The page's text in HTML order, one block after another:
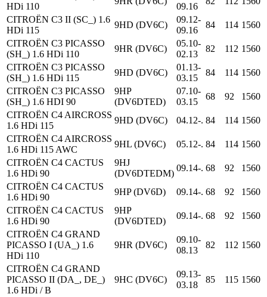
HDi 110
09.16
CITROËN C3 II (SC_) 1.6
HDi 115
9HD (DV6C)
09.12-
09.16
84 114 1560
CITROËN C3 PICASSO
(SH_) 1.6 HDi 110
9HR (DV6C)
05.10-
02.13
82 112 1560
CITROËN C3 PICASSO
(SH_) 1.6 HDi 115
9HD (DV6C)
01.13-
03.15
84 114 1560
CITROËN C3 PICASSO
(SH_) 1.6 HDI 90
9HP
(DV6DTED)
07.10-
03.15
68 92
1560
CITROËN C4 AIRCROSS
1.6 HDi 115
9HD (DV6C) 04.12-. 84 114 1560
CITROËN C4 AIRCROSS
1.6 HDi 115 AWC
9HL (DV6C) 05.12-. 84 114 1560
CITROËN C4 CACTUS
1.6 HDi 90
9HJ
(DV6DTEDM)
09.14-. 68 92
1560
CITROËN C4 CACTUS
1.6 HDi 90
9HP (DV6D) 09.14-. 68 92
1560
CITROËN C4 CACTUS
1.6 HDi 90
9HP
(DV6DTED)
09.14-. 68 92
1560
CITROËN C4 GRAND
PICASSO I (UA_) 1.6
HDi 110
9HR (DV6C)
09.10-
08.13
82 112 1560
CITROËN C4 GRAND
PICASSO II (DA_, DE_)
1.6 HDi / B
9HC (DV6C)
09.13-
03.18
85 115 1560